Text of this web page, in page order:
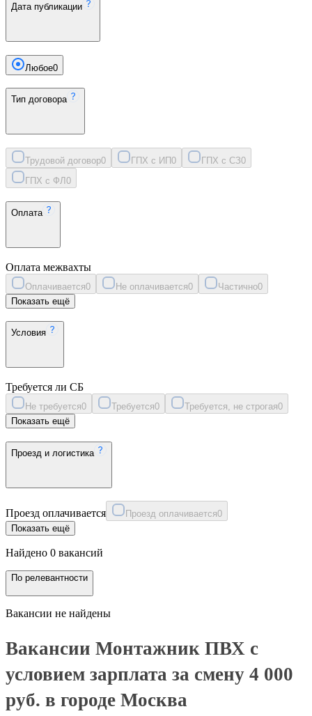
Дата публикации
Любое0
Тип договора
Трудовой договор0 ГПХ с ИП0 ГПХ с СЗ0
ГПХ с ФЛ 0
Оплата
Оплата межвахты
Оплачивается0 Не оплачивается0 Частично0
Показать ещё
Условия
Требуется ли СБ
Не требуется0 Требуется0 Требуется, не строгая0
Показать ещё
Проезд и логистика
Проезд оплачивается Проезд оплачивается0
Показать ещё
Найдено 0 вакансий
По релевантности
Вакансии не найдены
Вакансии Монтажник ПВХ с
условием зарплата за смену 4 000
руб. в городе Москва